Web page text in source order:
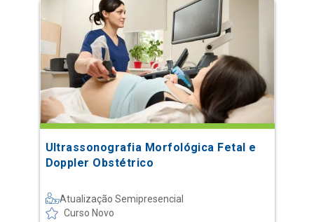
Ultrassonografia Morfológica Fetal e
Doppler Obstétrico
Atualização Semipresencial
Curso Novo